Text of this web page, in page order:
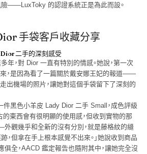
——LuxToky 的認證系統正是為此而設。
手袋客戶收藏分享
二手的深刻感受
年，對 Dior 一直有特別的情感。她說，第一次
，是因為看了一篇關於戴安娜王妃的報道——
出機場的照片，讓她對這個手袋留下了深刻的
黑色小羊皮 Lady Dior 二手 Small，成色評級
的東西會有很明顯的使用感，但收到實物的那
觀幾乎和全新的沒有分別，就是藤格紋的縫
，但拿在手上根本感覺不出來。」她說收到商品
俱全，AACD 鑑定報告也隨附其中，讓她完全沒